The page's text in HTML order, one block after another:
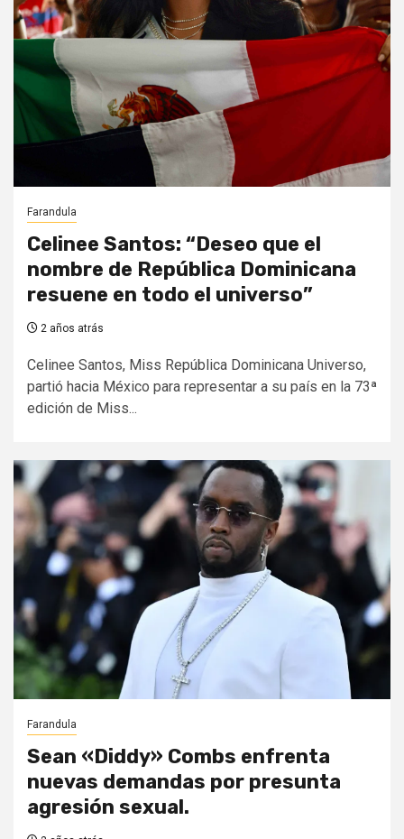
Farandula
Celinee Santos: “Deseo que el
nombre de República Dominicana
resuene en todo el universo”
2 años atrás
Celinee Santos, Miss República Dominicana Universo,
partió hacia México para representar a su país en la 73ª
edición de Miss...
Farandula
Sean «Diddy» Combs enfrenta
nuevas demandas por presunta
agresión sexual.